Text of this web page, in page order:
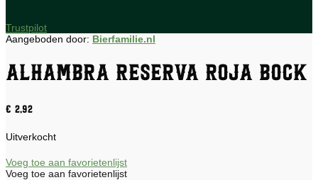
Trustpilot
Aangeboden door: Bierfamilie.nl
Alhambra Reserva Roja Bock
€ 2,92
Uitverkocht
Voeg toe aan favorietenlijst
Voeg toe aan favorietenlijst